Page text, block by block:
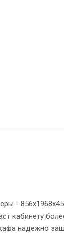
-
кабинету
надежно